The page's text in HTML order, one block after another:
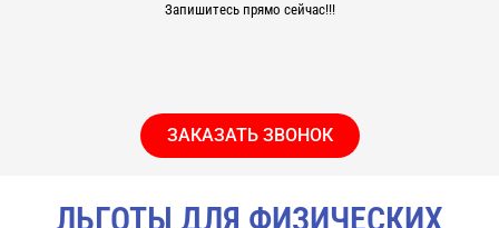
Запишитесь прямо сейчас!!!
ЗАКАЗАТЬ ЗВОНОК
ЛЬГОТЫ ДЛЯ ФИЗИЧЕСКИХ